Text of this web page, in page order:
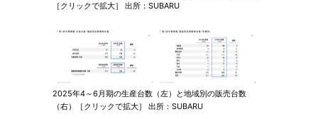
［クリックで拡大］ 出所：SUBARU
2025年4～6月期の生産台数（左）と地域別の販売台数
（右）［クリックで拡大］ 出所：SUBARU